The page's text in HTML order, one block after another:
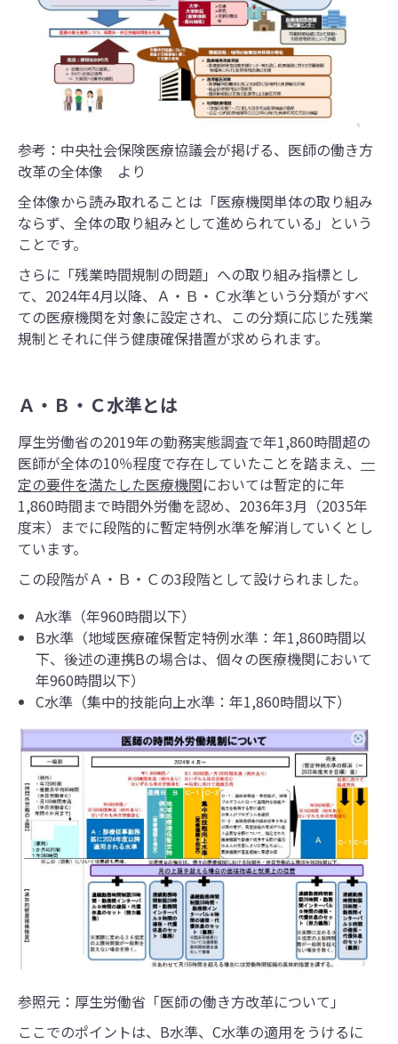
参考：中央社会保険医療協議会が掲げる、医師の働き方
改革の全体像 より
全体像から読み取れることは「医療機関単体の取り組み
ならず、全体の取り組みとして進められている」という
ことです。
さらに「残業時間規制の問題」への取り組み指標とし
て、2024年4月以降、Ａ・Ｂ・Ｃ水準という分類がすべ
ての医療機関を対象に設定され、この分類に応じた残業
規制とそれに伴う健康確保措置が求められます。
Ａ・Ｂ・Ｃ水準とは
厚生労働省の2019年の勤務実態調査で年1,860時間超の
医師が全体の10％程度で存在していたことを踏まえ、 一
定の要件を満たした医療機関においては暫定的に年
1,860時間まで時間外労働を認め、2036年3月（2035年
度末）までに段階的に暫定特例水準を解消していくとし
ています。
この段階がＡ・Ｂ・Ｃの3段階として設けられました。
A水準（年960時間以下）
B水準（地域医療確保暫定特例水準：年1,860時間以
下、後述の連携Bの場合は、個々の医療機関において
年960時間以下）
C水準（集中的技能向上水準：年1,860時間以下）
参照元：厚生労働省「医師の働き方改革について」
ここでのポイントは、B水準、C水準の適用をうけるに